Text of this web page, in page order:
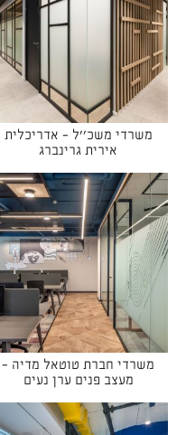
משרדי משכ''ל - אדריכלית
אירית גרינברג
משרדי חברת טוטאל מדיה -
מעצב פנים ערן נעים